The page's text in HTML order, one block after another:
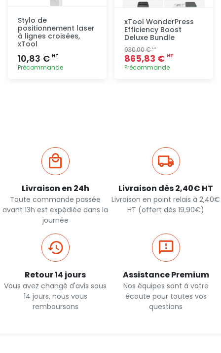
Stylo de
positionnement laser
à lignes croisées,
xTool
10,83 € HT
Précommande
xTool WonderPress
Efficiency Boost
Deluxe Bundle
930,00 €HT
865,83 € HT
Précommande
Livraison en 24h
Toute commande passée
avant 13h est expédiée dans la
journée
Livraison dès 2,40€ HT
Livraison en point relais à 2,40€
HT (offert dès 19,90€)
Retour 14 jours
Vous avez changé d'avis sous
14 jours, nous vous
remboursons
Assistance Premium
Nos équipes sont à votre
écoute pour toutes vos
questions